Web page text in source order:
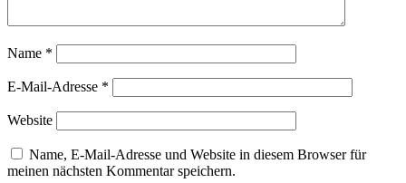
Name *
E-Mail-Adresse *
Website
Name, E-Mail-Adresse und Website in diesem Browser für
meinen nächsten Kommentar speichern.